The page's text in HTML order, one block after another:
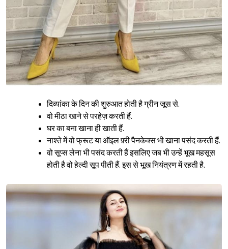
Sign in
दिव्यांका के दिन की शुरुआत होती है ग्रीन जूस से.
वो मीठा खाने से परहेज़ करती हैं.
घर का बना खाना ही खाती हैं.
नाश्ते में वो फ्रूट या ऑइल फ़्री पैनकेक्स भी खाना पसंद करती हैं.
वो सूप्स लेना भी पसंद करती हैं इसलिए जब भी उन्हें भूख महसूस
होती है वो हेल्दी सूप पीती हैं. इस से भूख नियंत्रण में रहती है.